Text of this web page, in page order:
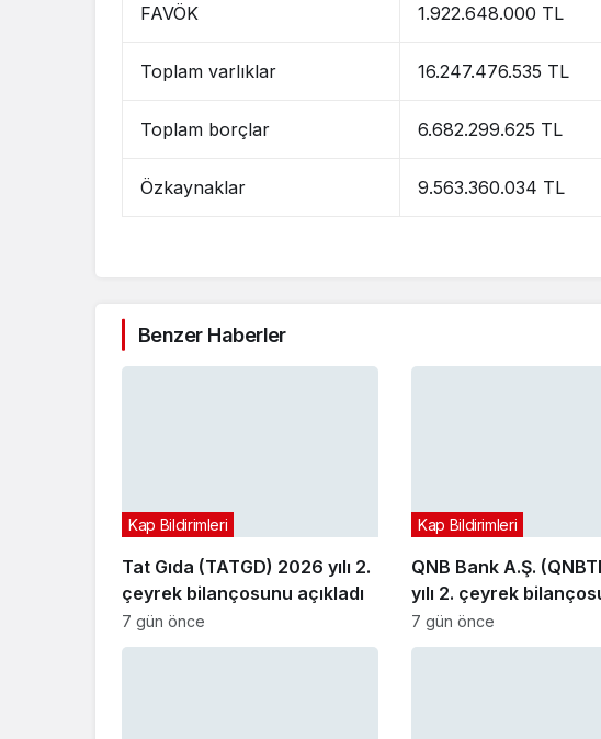
FAVÖK 1.922.648.000 TL
Toplam varlıklar 16.247.476.535 TL
Toplam borçlar 6.682.299.625 TL
Özkaynaklar 9.563.360.034 TL
Benzer Haberler
Tat Gıda (TATGD) 2026 yılı 2.
çeyrek bilançosunu açıkladı
Kap Bildirimleri
7 gün önce
QNB Bank A.Ş.
yılı 2. çeyrek
açıkladı
Kap Bildirimleri
7 gün önce